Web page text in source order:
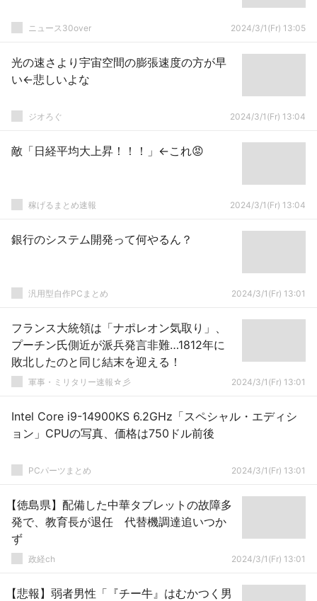
ニュース30over 2024/3/1(Fr) 13:05
光の速さより宇宙空間の膨張速度の方が早
い←悲しいよな
ジオろぐ 2024/3/1(Fr) 13:04
敵「日経平均大上昇！！！」←これ😡
稼げるまとめ速報 2024/3/1(Fr) 13:04
銀行のシステム開発って何やるん？
汎用型自作PCまとめ 2024/3/1(Fr) 13:01
フランス大統領は「ナポレオン気取り」、
プーチン氏側近が派兵発言非難…1812年に
敗北したのと同じ結末を迎える！
軍事・ミリタリー速報☆彡 2024/3/1(Fr) 13:01
Intel Core i9-14900KS 6.2GHz「スペシャル・エディシ
ョン」CPUの写真、価格は750ドル前後
PCパーツまとめ 2024/3/1(Fr) 13:01
【徳島県】配備した中華タブレットの故障多
発で、教育長が退任 代替機調達追いつか
ず
政経ch 2024/3/1(Fr) 13:01
【悲報】弱者男性「『チー牛』はむかつく男